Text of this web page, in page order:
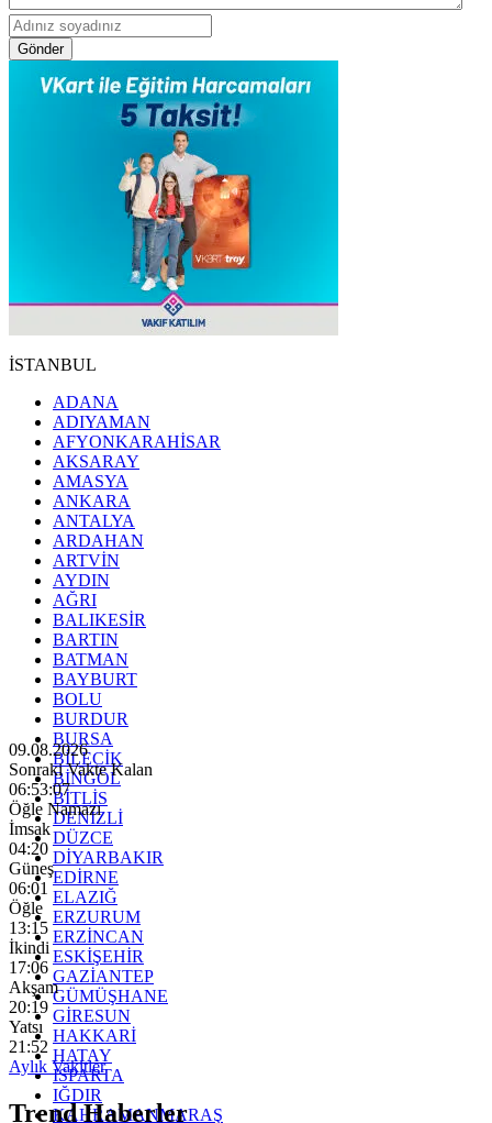
Gönder
İSTANBUL
ADANA
ADIYAMAN
AFYONKARAHİSAR
AKSARAY
AMASYA
ANKARA
ANTALYA
ARDAHAN
ARTVİN
AYDIN
AĞRI
BALIKESİR
BARTIN
BATMAN
BAYBURT
BOLU
BURDUR
BURSA
BİLECİK
BİNGÖL
BİTLİS
DENİZLİ
DÜZCE
DİYARBAKIR
EDİRNE
ELAZIĞ
ERZURUM
ERZİNCAN
ESKİŞEHİR
GAZİANTEP
GÜMÜŞHANE
GİRESUN
HAKKARİ
HATAY
ISPARTA
IĞDIR
KAHRAMANMARAŞ
09.08.2026
Sonraki Vakte Kalan
06:53:05
Öğle Namazı
İmsak
04:20
Güneş
06:01
Öğle
13:15
İkindi
17:06
Akşam
20:19
Yatsı
21:52
Aylık Vakitler
Trend Haberler